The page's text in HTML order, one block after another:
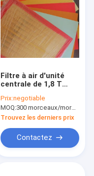
Filtre à air d'unité
centrale de 1,8 T
2001 filtre à air de 14
pouces
Prix:negotiable
MOQ:300 morceaux/morceaux (Min. Order)
Trouvez les derniers prix
Contactez